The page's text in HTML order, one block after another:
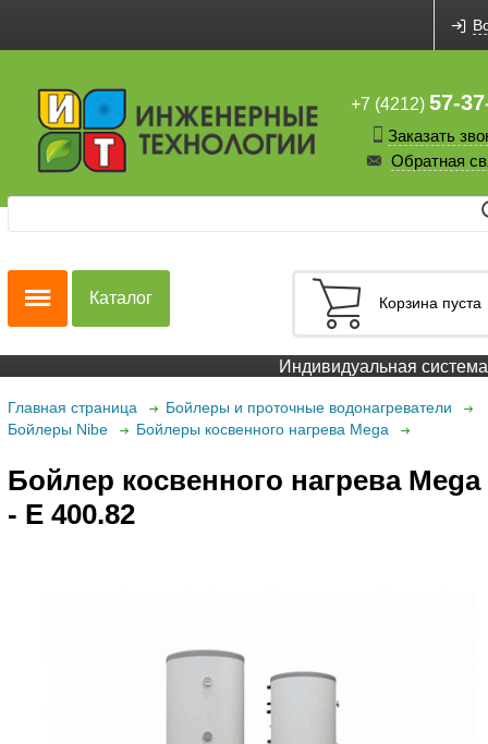
+7 (4212) 57-
Заказать
Обратная
Корзина пуста
Каталог
Индивидуальная система
Главная страница
Бойлеры и проточные водонагреватели
Бойлеры Nibe
Бойлеры косвенного нагрева Mega
Бойлер косвенного нагрева Mega
- E 400.82